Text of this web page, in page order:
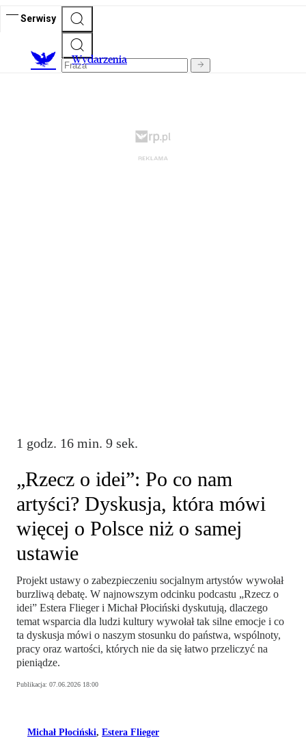
Serwisy
Wydarzenia
1 godz. 16 min. 9 sek.
„Rzecz o idei”: Po co nam
artyści? Dyskusja, która mówi
więcej o Polsce niż o samej
ustawie
Projekt ustawy o zabezpieczeniu socjalnym artystów wywołał
burzliwą debatę. W najnowszym odcinku podcastu „Rzecz o
idei” Estera Flieger i Michał Płociński dyskutują, dlaczego
temat wsparcia dla ludzi kultury wywołał tak silne emocje i co
ta dyskusja mówi o naszym stosunku do państwa, wspólnoty,
pracy oraz wartości, których nie da się łatwo przeliczyć na
pieniądze.
Publikacja: 07.06.2026 18:00
Michał Płociński, Estera Flieger